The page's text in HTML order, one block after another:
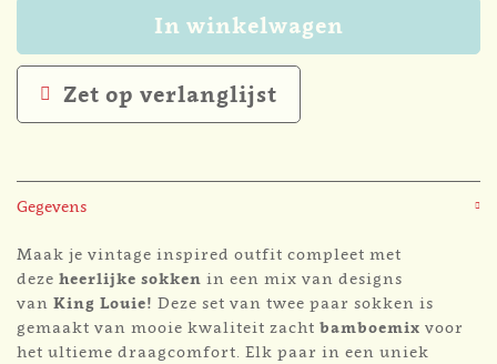
In winkelwagen
Zet op verlanglijst
Gegevens
Maak je vintage inspired outfit compleet met
deze heerlijke sokken in een mix van designs
van King Louie! Deze set van twee paar sokken is
gemaakt van mooie kwaliteit zacht bamboemix voor
het ultieme draagcomfort. Elk paar in een uniek